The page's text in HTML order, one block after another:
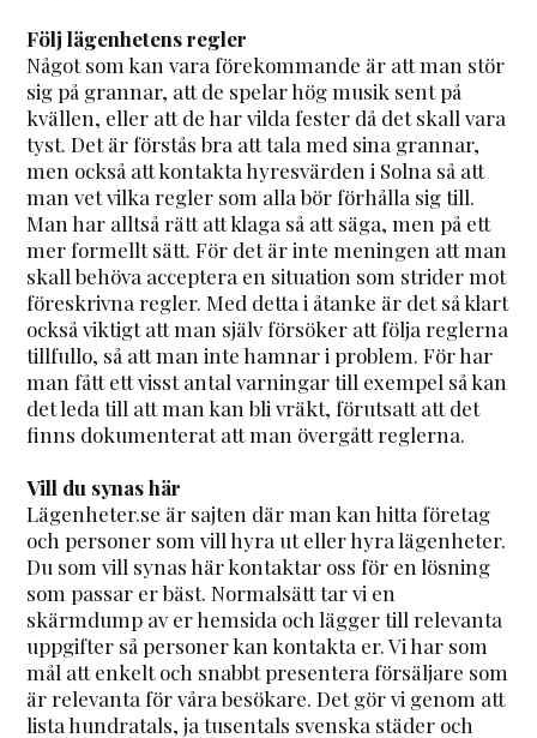
Följ lägenhetens regler
Något som kan vara förekommande är att man stör
sig på grannar, att de spelar hög musik sent på
kvällen, eller att de har vilda fester då det skall vara
tyst. Det är förstås bra att tala med sina grannar,
men också att kontakta hyresvärden i Solna så att
man vet vilka regler som alla bör förhålla sig till.
Man har alltså rätt att klaga så att säga, men på ett
mer formellt sätt. För det är inte meningen att man
skall behöva acceptera en situation som strider mot
föreskrivna regler. Med detta i åtanke är det så klart
också viktigt att man själv försöker att följa reglerna
tillfullo, så att man inte hamnar i problem. För har
man fått ett visst antal varningar till exempel så kan
det leda till att man kan bli vräkt, förutsatt att det
finns dokumenterat att man övergått reglerna.
Vill du synas här
Lägenheter.se är sajten där man kan hitta företag
och personer som vill hyra ut eller hyra lägenheter.
Du som vill synas här kontaktar oss för en lösning
som passar er bäst. Normalsätt tar vi en
skärmdump av er hemsida och lägger till relevanta
uppgifter så personer kan kontakta er. Vi har som
mål att enkelt och snabbt presentera försäljare som
är relevanta för våra besökare. Det gör vi genom att
lista hundratals, ja tusentals svenska städer och